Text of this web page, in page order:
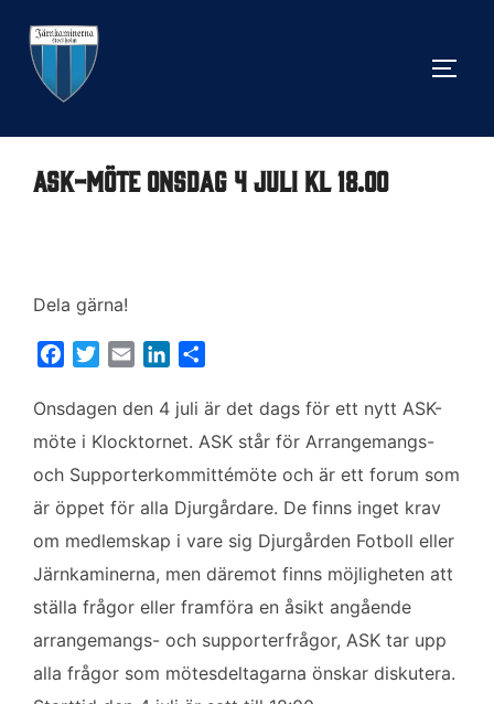
innehåll
ASK-möte onsdag 4 juli kl 18.00
Dela gärna!
c
e
o
o
k
i
t
e
r
a
i
n
k
d
n
l
a
Onsdagen den 4 juli är det dags för ett nytt ASK-
möte i Klocktornet. ASK står för Arrangemangs-
och Supporterkommittémöte och är ett forum som
är öppet för alla Djurgårdare. De finns inget krav
om medlemskap i vare sig Djurgården Fotboll eller
Järnkaminerna, men däremot finns möjligheten att
ställa frågor eller framföra en åsikt angående
arrangemangs- och supporterfrågor, ASK tar upp
alla frågor som mötesdeltagarna önskar diskutera.